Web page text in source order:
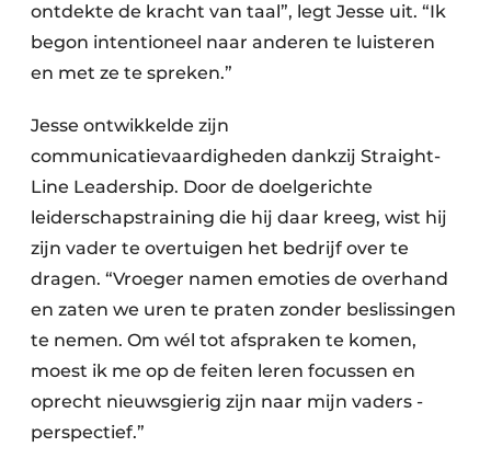
ontdekte de kracht van taal”, legt Jesse uit. “Ik
begon intentioneel naar anderen te luisteren
en met ze te spreken.”
Jesse ontwikkelde zijn
communicatievaardigheden dankzij Straight-
Line Leadership. Door de doelgerichte
leiderschapstraining die hij daar kreeg, wist hij
zijn vader te overtuigen het bedrijf over te
dragen. “Vroeger namen emoties de overhand
en zaten we uren te praten zonder beslissingen
te nemen. Om wél tot afspraken te komen,
moest ik me op de feiten leren focussen en
oprecht ­nieuwsgierig zijn naar mijn vaders ­
perspectief.”